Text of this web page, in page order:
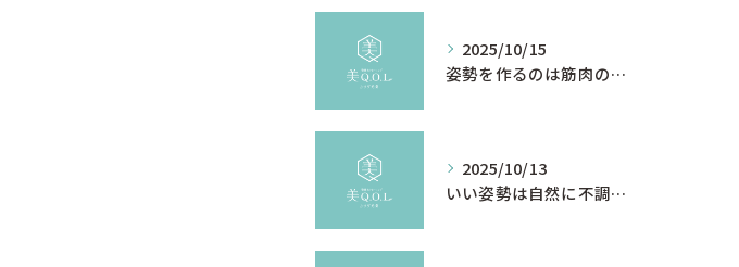
2025/10/15
姿勢を作るのは筋肉の前に感覚神経 名古屋/覚王山
2025/10/13
いい姿勢は自然に不調を直す